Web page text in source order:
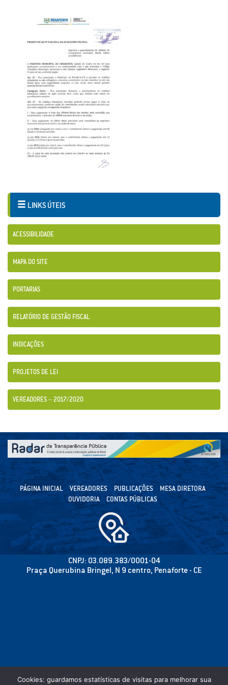
LINKS ÚTEIS
ACESSIBILIDADE
MAPA DO SITE
PORTARIAS
RELATÓRIO DE GESTÃO FISCAL
INDICAÇÕES
PROJETOS DE LEI
VEREADORES – 2017/2020
PÁGINA INICIAL VEREADORES PUBLICAÇÕES
MESA DIRETORA
OUVIDORIA
CONTAS PÚBLICAS
CNPJ: 03.089.383/0001-04
Praça Querubina Bringel, N 9 centro, Penaforte - CE
Cookies: guardamos estatísticas de visitas para melhorar sua